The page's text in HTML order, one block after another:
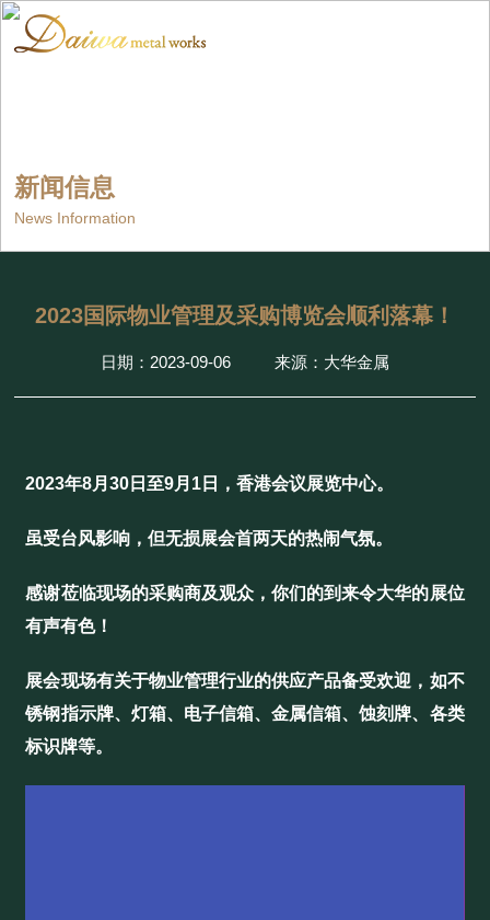
新闻信息
News Information
2023国际物业管理及采购博览会顺利落幕！
日期：2023-09-06 来源：大华金属
2023年8月30日至9月1日，香港会议展览中心。
虽受台风影响，但无损展会首两天的热闹气氛。
感谢莅临现场的采购商及观众，你们的到来令大华的展位
有声有色！
展会现场有关于物业管理行业的供应产品备受欢迎，如不
锈钢指示牌、灯箱、电子信箱、金属信箱、蚀刻牌、各类
标识牌等。